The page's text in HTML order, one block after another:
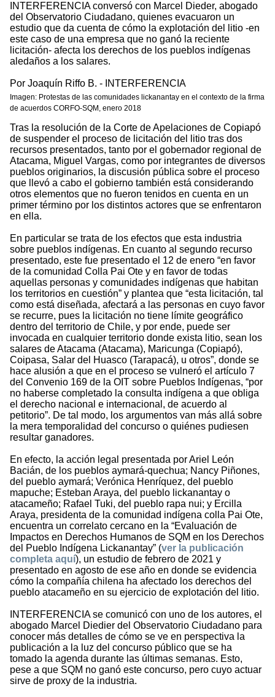
INTERFERENCIA conversó con Marcel Dieder, abogado
del Observatorio Ciudadano, quienes evacuaron un
estudio que da cuenta de cómo la explotación del litio -en
este caso de una empresa que no ganó la reciente
licitación- afecta los derechos de los pueblos indígenas
aledaños a los salares.
Por Joaquín Riffo B. - INTERFERENCIA
Imagen: Protestas de las comunidades lickanantay en el contexto de la firma
de acuerdos CORFO-SQM, enero 2018
Tras la resolución de la Corte de Apelaciones de Copiapó
de suspender el proceso de licitación del litio tras dos
recursos presentados, tanto por el gobernador regional de
Atacama, Miguel Vargas, como por integrantes de diversos
pueblos originarios, la discusión pública sobre el proceso
que llevó a cabo el gobierno también está considerando
otros elementos que no fueron tenidos en cuenta en un
primer término por los distintos actores que se enfrentaron
en ella.
En particular se trata de los efectos que esta industria
sobre pueblos indígenas. En cuanto al segundo recurso
presentado, este fue presentado el 12 de enero “en favor
de la comunidad Colla Pai Ote y en favor de todas
aquellas personas y comunidades indígenas que habitan
los territorios en cuestión” y plantea que “esta licitación, tal
como está diseñada, afectará a las personas en cuyo favor
se recurre, pues la licitación no tiene límite geográfico
dentro del territorio de Chile, y por ende, puede ser
invocada en cualquier territorio donde exista litio, sean los
salares de Atacama (Atacama), Maricunga (Copiapó),
Coipasa, Salar del Huasco (Tarapacá), u otros”, donde se
hace alusión a que en el proceso se vulneró el artículo 7
del Convenio 169 de la OIT sobre Pueblos Indígenas, “por
no haberse completado la consulta indígena a que obliga
el derecho nacional e internacional, de acuerdo al
petitorio”. De tal modo, los argumentos van más allá sobre
la mera temporalidad del concurso o quiénes pudiesen
resultar ganadores.
En efecto, la acción legal presentada por Ariel León
Bacián, de los pueblos aymará-quechua; Nancy Piñones,
del pueblo aymará; Verónica Henríquez, del pueblo
mapuche; Esteban Araya, del pueblo lickanantay o
atacameño; Rafael Tuki, del pueblo rapa nui; y Ercilla
Araya, presidenta de la comunidad indígena colla Pai Ote,
encuentra un correlato cercano en la “Evaluación de
Impactos en Derechos Humanos de SQM en los Derechos
del Pueblo Indígena Lickanantay” (ver la publicación
completa aquí), un estudio de febrero de 2021 y
presentado en agosto de ese año en donde se evidencia
cómo la compañía chilena ha afectado los derechos del
pueblo atacameño en su ejercicio de explotación del litio.
INTERFERENCIA se comunicó con uno de los autores, el
abogado Marcel Diedier del Observatorio Ciudadano para
conocer más detalles de cómo se ve en perspectiva la
publicación a la luz del concurso público que se ha
tomado la agenda durante las últimas semanas. Esto,
pese a que SQM no ganó este concurso, pero cuyo actuar
sirve de proxy de la industria.